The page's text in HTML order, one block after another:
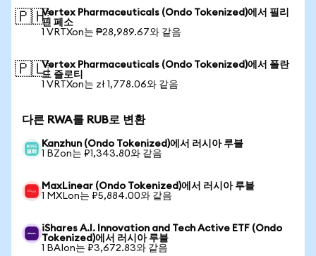
🇵🇭Vertex Pharmaceuticals (Ondo Tokenized)에서 필리
핀 페소
1 VRTXon는 ₱28,989.67와 같음
🇵🇱Vertex Pharmaceuticals (Ondo Tokenized)에서 폴란
드 즐로티
1 VRTXon는 zł 1,778.06와 같음
다른 RWA를 RUB로 변환
Kanzhun (Ondo Tokenized)에서 러시아 루블
1 BZon는 ₽1,343.80와 같음
MaxLinear (Ondo Tokenized)에서 러시아 루블
1 MXLon는 ₽5,884.00와 같음
iShares A.I. Innovation and Tech Active ETF (Ondo
Tokenized)에서 러시아 루블
1 BAIon는 ₽3,672.83와 같음